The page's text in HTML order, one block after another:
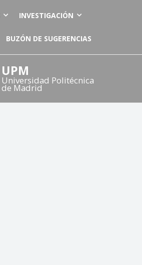
INVESTIGACIÓN
BUZÓN DE SUGERENCIAS
UPM
Universidad Politécnica
de Madrid